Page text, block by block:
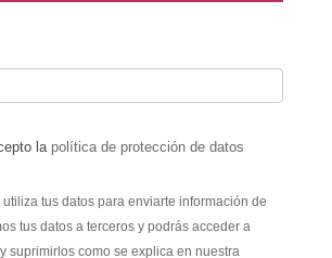
la política de protección de datos
tus datos para enviarte información de
tus datos a terceros y podrás acceder a
suprimirlos como se explica en nuestra